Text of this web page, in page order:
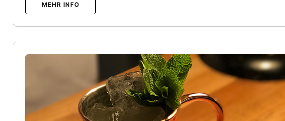
MEHR INFO